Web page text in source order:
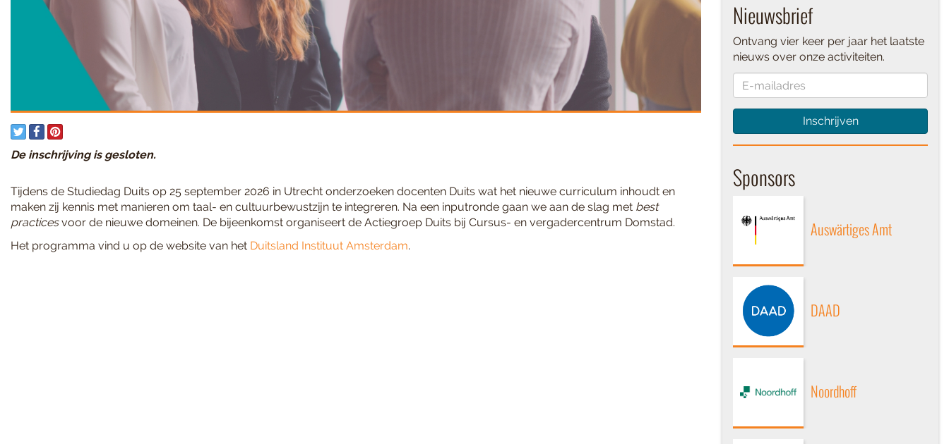
De inschrijving is gesloten.
Tijdens de Studiedag Duits op 25 september 2026 in Utrecht onderzoeken docenten Duits wat het nieuwe curriculum inhoudt en
maken zij kennis met manieren om taal- en cultuurbewustzijn te integreren. Na een inputronde gaan we aan de slag met best
practicesvoor de nieuwe domeinen. De bijeenkomst organiseert de Actiegroep Duits bij Cursus- en vergadercentrum Domstad.
Het programma vind u op de website van het Duitsland Instituut Amsterdam.
Nieuwsbrief
Ontvang vier keer per jaar het laatste
nieuws over onze activiteiten.
Inschrijven
Sponsors
Auswärtiges Amt
DAAD
Noordhoff